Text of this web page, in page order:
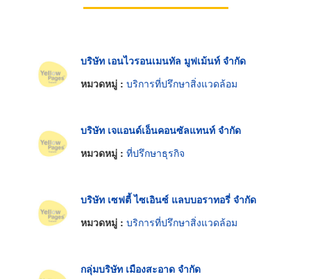
บริษัท เอนไวรอนเมนทัล มูฟเม้นท์ จำกัด
หมวดหมู่ : บริการที่ปรึกษาสิ่งแวดล้อม
บริษัท เจแอนด์เอ็นคอนซัลแทนท์ จำกัด
หมวดหมู่ : ที่ปรึกษาธุรกิจ
บริษัท เซฟตี้ ไซเอินซ์ แลบบอราทอรี่ จำกัด
หมวดหมู่ : บริการที่ปรึกษาสิ่งแวดล้อม
กลุ่มบริษัท เมืองสะอาด จำกัด